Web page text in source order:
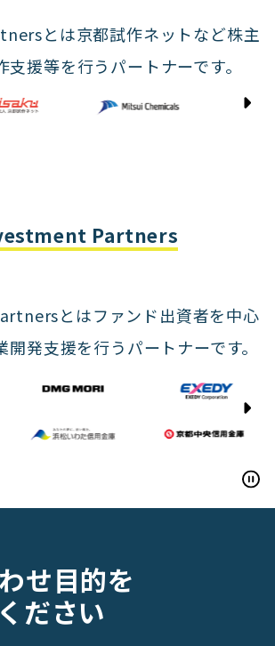
とは京都試作ネットなど株主
支援等を行うパートナーです。
Partners
とはファンド出資者を中心
開発支援を行うパートナーです。
Shinkin Bank
Bank
せ目的を
ださい